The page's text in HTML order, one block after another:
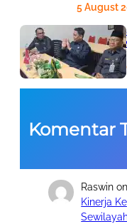
5 August
PTA
Publik
5 August
Komentar
Raswin on
Kinerja